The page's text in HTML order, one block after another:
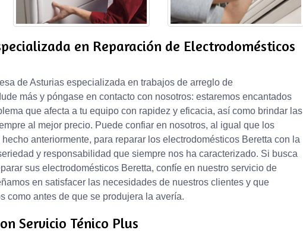
en Reparación de Electrodomésticos
de Asturias especializada en trabajos de arreglo de
más y póngase en contacto con nosotros: estaremos encantados
que afecta a tu equipo con rapidez y eficacia, así como brindar las
al mejor precio. Puede confiar en nosotros, al igual que los
anteriormente, para reparar los electrodomésticos Beretta con la
y responsabilidad que siempre nos ha caracterizado. Si busca
sus electrodomésticos Beretta, confíe en nuestro servicio de
en satisfacer las necesidades de nuestros clientes y que
como antes de que se produjera la avería.
Servicio Ténico Plus